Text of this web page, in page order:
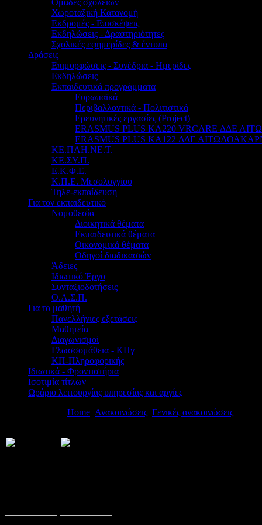
Χωροταξική Κατανομή
Εκδρομές - Επισκέψεις
Εκδηλώσεις - Δραστηριότητες
Σχολικές εφημερίδες & έντυπα
Δράσεις
Επιμορφώσεις - Συνέδρια - Ημερίδες
Εκδηλώσεις
Εκπαιδευτικά προγράμματα
Ευρωπαϊκά
Περιβαλλοντικά - Πολιτιστικά
Ερευνητικές εργασίες (Project)
ERASMUS PLUS KA220 VRCARE ΔΔΕ
ERASMUS PLUS KA122 ΔΔΕ
ΚΕ.ΠΛΗ.ΝΕ.Τ.
ΚΕ.ΣΥ.Π.
Ε.Κ.Φ.Ε.
Κ.Π.Ε. Μεσολογγίου
Τηλε-εκπαίδευση
Για τον εκπαιδευτικό
Νομοθεσία
Διοικητικά θέματα
Εκπαιδευτικά θέματα
Οικονομικά θέματα
Οδηγοί διαδικασιών
Άδειες
Ιδιωτικό Έργο
Συνταξιοδοτήσεις
Ο.Α.Σ.Π.
Για το μαθητή
Πανελλήνιες εξετάσεις
Μαθητεία
Διαγωνισμοί
Γλωσσομάθεια - ΚΠγ
ΚΠ-Πληροφορικής
Ιδιωτικά - Φροντιστήρια
Ισοτιμία τίτλων
Ωράριο λειτουργίας υπηρεσίας και αργίες
Home Ανακοινώσεις Γενικές ανακοινώσεις